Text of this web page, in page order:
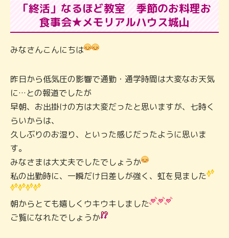
「終活」なるほど教室 季節のお料理お
食事会★メモリアルハウス城山
みなさんこんにちは
昨日から低気圧の影響で通勤・通学時間は大変なお天気
に…との報道でしたが
早朝、お出掛けの方は大変だったと思いますが、七時く
らいからは、
久しぶりのお湿り、といった感じだったように思いま
す。
みなさまは大丈夫でしたでしょうか
私の出勤時に、一瞬だけ日差しが強く、虹を見ました
朝からとても嬉しくウキウキしました
ご覧になれたでしょうか